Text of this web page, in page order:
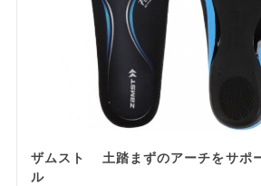
ザムスト 土踏まずのアーチをサポ
ル